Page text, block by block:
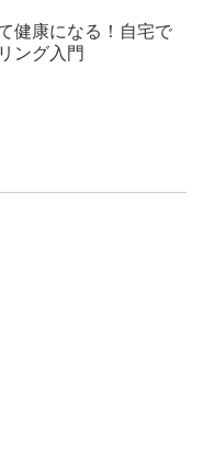
健康になる！自宅で
ング入門